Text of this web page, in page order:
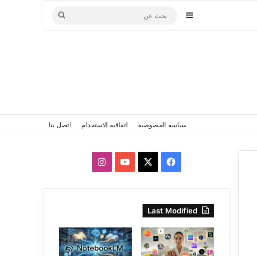
إضافة عمود جانبي
بحث
عن
سياسة الخصوصية اتفاقية الاستخدام اتصل بنا
فيسبوك ‫YouTubeانستقرام
Last Modified